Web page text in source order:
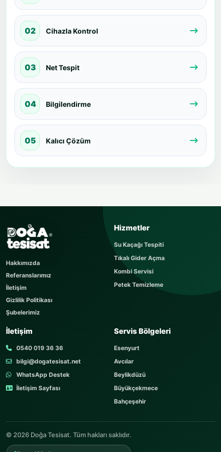
02 Cihazla Kontrol
03 Net Tespit
04 Bilgilendirme
05 Kalıcı Çözüm
Sorunuzu kısaca yazın
Sorunuz hemen yayınlanır, cevabı yaklaşık 60
dakika içerisinde cevaplanır. Sorular sayfamızı
KONU
Hakkımızda
Referanslarımız
İletişim
Gizlilik Politikası
Şubelerimiz
Hizmetler
Su Kaçağı Tespiti
Tıkalı Gider Açma
Kombi Servisi
Petek Temizleme
İletişim
0540 019 36 36
bilgi@dogatesisat.net
WhatsApp Destek
İletişim Sayfası
Servis Bölgeleri
Esenyurt
Avcılar
Beylikdüzü
Büyükçekmece
Bahçeşehir
© 2026 Doğa Tesisat. Tüm hakları saklıdır.